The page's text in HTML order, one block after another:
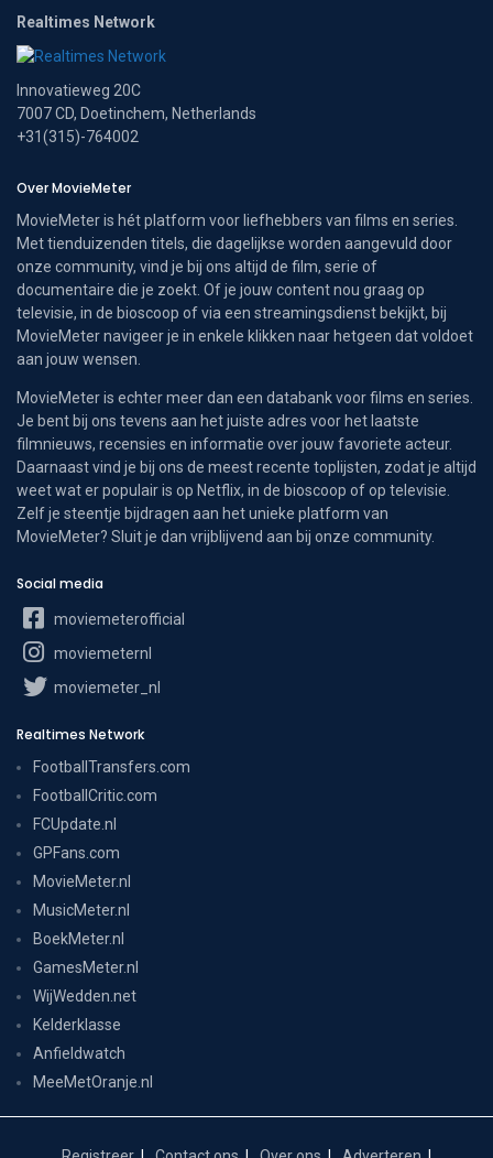
Realtimes Network
Innovatieweg 20C
7007 CD, Doetinchem, Netherlands
+31(315)-764002
Over MovieMeter
MovieMeter is hét platform voor liefhebbers van films en series.
Met tienduizenden titels, die dagelijkse worden aangevuld door
onze community, vind je bij ons altijd de film, serie of
documentaire die je zoekt. Of je jouw content nou graag op
televisie, in de bioscoop of via een streamingsdienst bekijkt, bij
MovieMeter navigeer je in enkele klikken naar hetgeen dat voldoet
aan jouw wensen.
MovieMeter is echter meer dan een databank voor films en series.
Je bent bij ons tevens aan het juiste adres voor het laatste
filmnieuws, recensies en informatie over jouw favoriete acteur.
Daarnaast vind je bij ons de meest recente toplijsten, zodat je altijd
weet wat er populair is op Netflix, in de bioscoop of op televisie.
Zelf je steentje bijdragen aan het unieke platform van
MovieMeter? Sluit je dan vrijblijvend aan bij onze community.
Social media
moviemeterofficial
moviemeternl
moviemeter_nl
Realtimes Network
FootballTransfers.com
FootballCritic.com
FCUpdate.nl
GPFans.com
MovieMeter.nl
MusicMeter.nl
BoekMeter.nl
GamesMeter.nl
WijWedden.net
Kelderklasse
Anfieldwatch
MeeMetOranje.nl